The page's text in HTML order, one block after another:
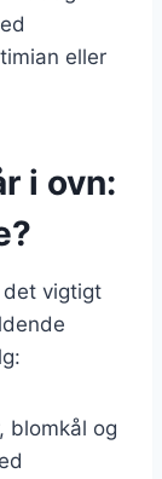
eller
i ovn:
det vigtigt
blomkål og